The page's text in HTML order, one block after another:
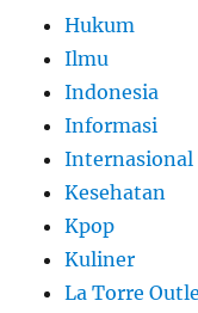
Hukum
Ilmu
Indonesia
Informasi
Internasional
Kesehatan
Kpop
Kuliner
La Torre